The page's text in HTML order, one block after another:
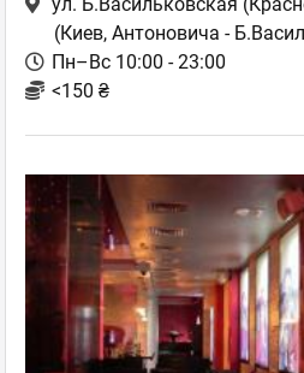
(Киев, Антоновича -
Пн–Вс 10:00 - 23:00
<150 ₴